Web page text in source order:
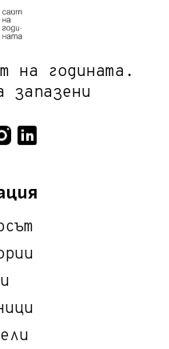
на годината.
запазени